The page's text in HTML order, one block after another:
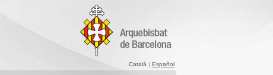
Català | Español